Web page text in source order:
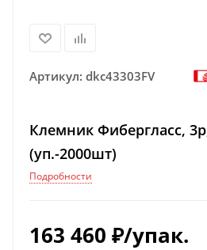
Артикул: dkc43303FV
Клемник Фибергласс,
(уп.-2000шт)
Подробности
163 460 ₽/упак.